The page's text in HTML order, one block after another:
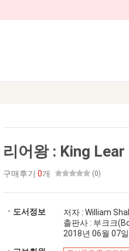
리어왕 : King
구매후기 0개 (0)
ㆍ도서정보
저자 : William
출판사 : 부크크
2018년 06월 07